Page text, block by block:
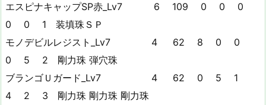
エスピナキャップSP赤_Lv7 6 109 0 0 0
0 0 1 装填珠ＳＰ
モノデビルレジスト_Lv7 4 62 8 0 0
0 5 2 剛力珠 弾穴珠
ブランゴＵガード_Lv7 4 62 0 5 1
4 2 3 剛力珠 剛力珠 剛力珠